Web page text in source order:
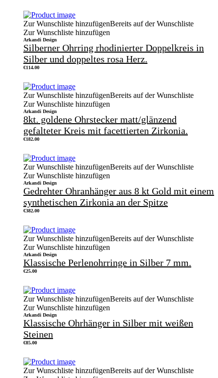
Zur Wunschliste hinzufügenBereits auf der Wunschliste
Zur Wunschliste hinzufügen
Arkandi Design
Silberner Ohrring rhodinierter Doppelkreis in
Silber und doppeltes rosa Herz.
€114.00
Zur Wunschliste hinzufügenBereits auf der Wunschliste
Zur Wunschliste hinzufügen
Arkandi Design
8kt. goldene Ohrstecker matt/glänzend
gefalteter Kreis mit facettierten Zirkonia.
€182.00
Zur Wunschliste hinzufügenBereits auf der Wunschliste
Zur Wunschliste hinzufügen
Arkandi Design
Gedrehter Ohranhänger aus 8 kt Gold mit einem
synthetischen Zirkonia an der Spitze
€382.00
Zur Wunschliste hinzufügenBereits auf der Wunschliste
Zur Wunschliste hinzufügen
Arkandi Design
Klassische Perlenohrringe in Silber 7 mm.
€25.00
Zur Wunschliste hinzufügenBereits auf der Wunschliste
Zur Wunschliste hinzufügen
Arkandi Design
Klassische Ohrhänger in Silber mit weißen
Steinen
€85.00
Zur Wunschliste hinzufügenBereits auf der Wunschliste